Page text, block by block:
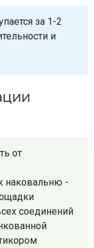
за 1-2
и
от
наковальню -
соединений